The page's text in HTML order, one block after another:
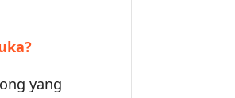
yang